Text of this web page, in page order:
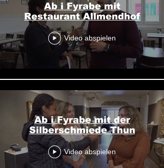
Ab i Fyrabe mit
Restaurant Allmendhof
Video abspielen
Ab i Fyrabe mit der
Silberschmiede Thun
Video abspielen